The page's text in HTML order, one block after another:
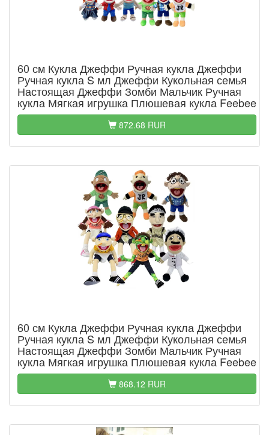
60 см Кукла Джеффи Ручная кукла Джеффи
Ручная кукла S мл Джеффи Кукольная семья
Настоящая Джеффи Зомби Мальчик Ручная
кукла Мягкая игрушка Плюшевая кукла Feebee
872.68 RUR
60 см Кукла Джеффи Ручная кукла Джеффи
Ручная кукла S мл Джеффи Кукольная семья
Настоящая Джеффи Зомби Мальчик Ручная
кукла Мягкая игрушка Плюшевая кукла Feebee
868.12 RUR